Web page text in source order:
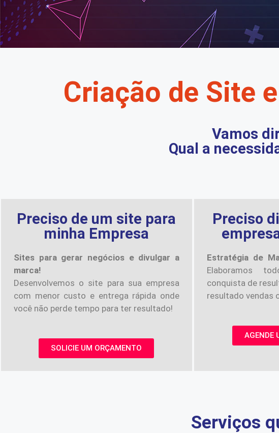
Criação de Site
Vamos
Qual a
Preciso de um site para
minha Empresa
Sites para gerar negócios e divulgar a
marca!
Desenvolvemos o site para sua empresa
com menor custo e entrega rápida onde
você não perde tempo para ter resultado!
SOLICIE UM ORÇAMENTO
Preciso
Estratégia de
Elaboramos
conquista de
resultado vendas
AGENDE
Serviços